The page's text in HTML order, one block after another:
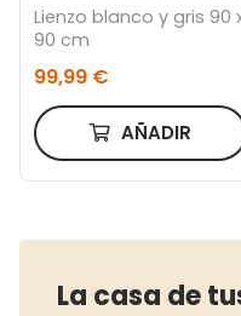
Lienzo blanco y gris 90
90 cm
99,99 €
AÑADIR
La casa de